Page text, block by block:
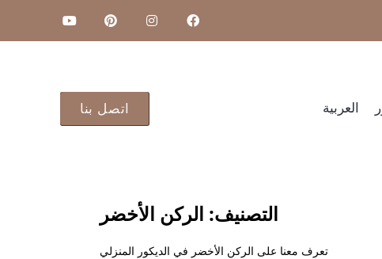
العربية اتصل بنا
التصنيف: الركن الأخضر
تعرف معنا على الركن الأخضر في الديكور المنزلي